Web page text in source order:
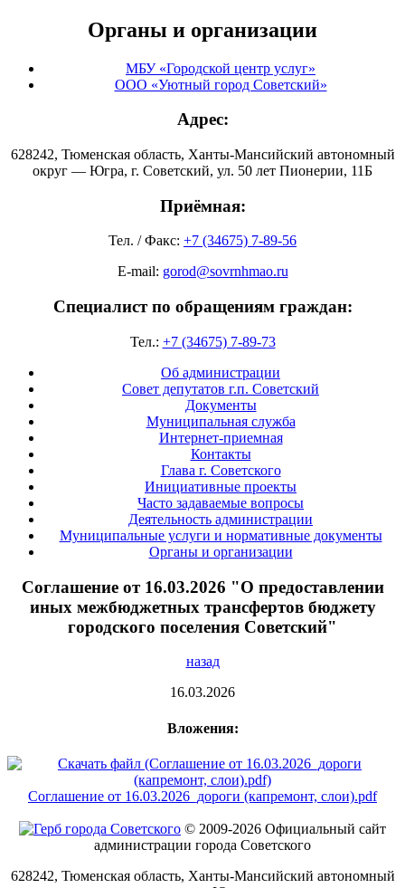
Органы и организации
МБУ «Городской центр услуг»
ООО «Уютный город Советский»
Адрес:
628242, Тюменская область, Ханты-Мансийский автономный
округ — Югра, г. Советский, ул. 50 лет Пионерии, 11Б
Приёмная:
Тел. / Факс: +7 (34675) 7-89-56
E-mail: gorod@sovrnhmao.ru
Специалист по обращениям граждан:
Тел.: +7 (34675) 7-89-73
Об администрации
Совет депутатов г.п. Советский
Документы
Муниципальная служба
Интернет-приемная
Контакты
Глава г. Советского
Инициативные проекты
Часто задаваемые вопросы
Деятельность администрации
Муниципальные услуги и нормативные документы
Органы и организации
Соглашение от 16.03.2026 "О предоставлении
иных межбюджетных трансфертов бюджету
городского поселения Советский"
назад
16.03.2026
Вложения:
Соглашение от 16.03.2026_дороги (капремонт, слои).pdf
© 2009-2026 Официальный сайт
администрации города Советского
628242, Тюменская область, Ханты-Мансийский автономный